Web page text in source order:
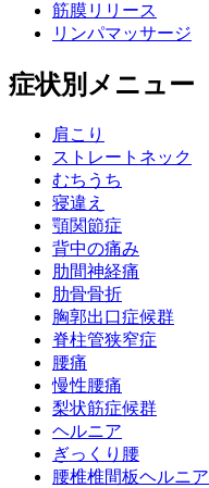
筋膜リリース
リンパマッサージ
症状別メニュー
肩こり
ストレートネック
むちうち
寝違え
顎関節症
背中の痛み
肋間神経痛
肋骨骨折
胸郭出口症候群
脊柱管狭窄症
腰痛
慢性腰痛
梨状筋症候群
ヘルニア
ぎっくり腰
腰椎椎間板ヘルニア